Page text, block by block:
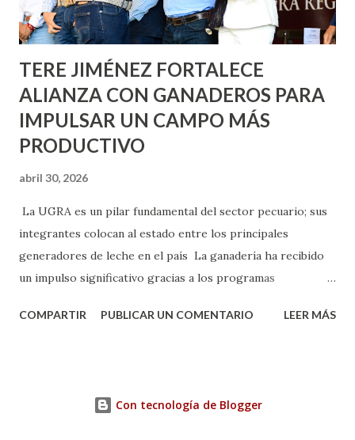
los edificios FOVISSSTE Ojo de Agua, en la comunidad
Norias de Paso Hondo y en los edificios de...
TERE JIMÉNEZ FORTALECE
ALIANZA CON GANADEROS PARA
IMPULSAR UN CAMPO MÁS
PRODUCTIVO
abril 30, 2026
La UGRA es un pilar fundamental del sector pecuario; sus
integrantes colocan al estado entre los principales
generadores de leche en el país La ganadería ha recibido
un impulso significativo gracias a los programas
muestra de su respaldo firme y decidido al campo, la
compromiso de trabajar de la mano con los productores
COMPARTIR PUBLICAR UN COMENTARIO LEER MÁS
Con tecnología de Blogger